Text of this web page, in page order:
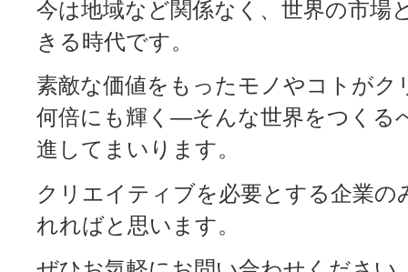
今は地域など関係なく、世界の市場
きる時代です。
素敵な価値をもったモノやコトがク
何倍にも輝く―そんな世界をつくる
進してまいります。
クリエイティブを必要とする企業の
れればと思います。